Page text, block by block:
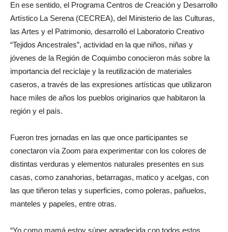
En ese sentido, el Programa Centros de Creación y Desarrollo
Artístico La Serena (CECREA), del Ministerio de las Culturas,
las Artes y el Patrimonio, desarrolló el Laboratorio Creativo
“Tejidos Ancestrales”, actividad en la que niños, niñas y
jóvenes de la Región de Coquimbo conocieron más sobre la
importancia del reciclaje y la reutilización de materiales
caseros, a través de las expresiones artísticas que utilizaron
hace miles de años los pueblos originarios que habitaron la
región y el país.
Fueron tres jornadas en las que once participantes se
conectaron vía Zoom para experimentar con los colores de
distintas verduras y elementos naturales presentes en sus
casas, como zanahorias, betarragas, matico y acelgas, con
las que tiñeron telas y superficies, como poleras, pañuelos,
manteles y papeles, entre otras.
“Yo como mamá estoy súper agradecida con todos estos